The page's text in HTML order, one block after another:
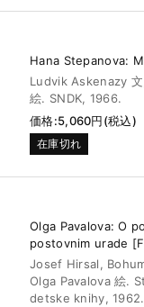
Hana Stepanova:
Ludvik Askenazy
絵. SNDK, 1966.
価格:5,060円(税込)
在庫切れ
Olga Pavalova: O
postovnim urade
Josef Hirsal,
Olga Pavalova 絵.
detske knihy, 1962.